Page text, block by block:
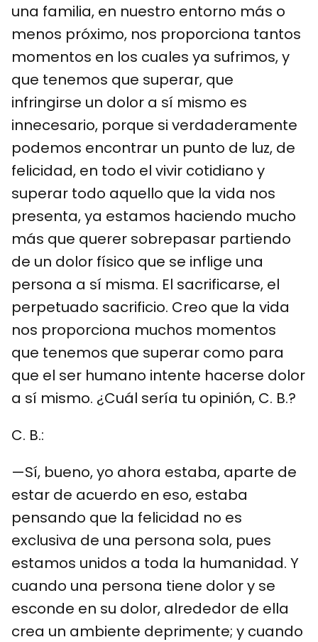
una familia, en nuestro entorno más o
menos próximo, nos proporciona tantos
momentos en los cuales ya sufrimos, y
que tenemos que superar, que
infringirse un dolor a sí mismo es
innecesario, porque si verdaderamente
podemos encontrar un punto de luz, de
felicidad, en todo el vivir cotidiano y
superar todo aquello que la vida nos
presenta, ya estamos haciendo mucho
más que querer sobrepasar partiendo
de un dolor físico que se inflige una
persona a sí misma. El sacrificarse, el
perpetuado sacrificio. Creo que la vida
nos proporciona muchos momentos
que tenemos que superar como para
que el ser humano intente hacerse dolor
a sí mismo. ¿Cuál sería tu opinión, C. B.?
C. B.:
—Sí, bueno, yo ahora estaba, aparte de
estar de acuerdo en eso, estaba
pensando que la felicidad no es
exclusiva de una persona sola, pues
estamos unidos a toda la humanidad. Y
cuando una persona tiene dolor y se
esconde en su dolor, alrededor de ella
crea un ambiente deprimente; y cuando